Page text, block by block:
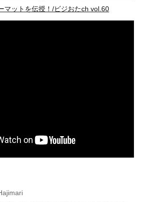
マットを伝授！/ビジおたch vol.60